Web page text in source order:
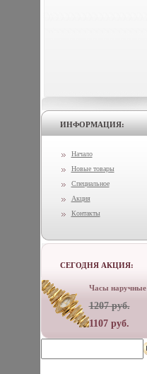
ИНФОРМАЦИЯ:
Начало
Новые товары
Специальное
Акция
Контакты
СЕГОДНЯ АКЦИЯ:
Часы наручные
1207 руб.
1107 руб.